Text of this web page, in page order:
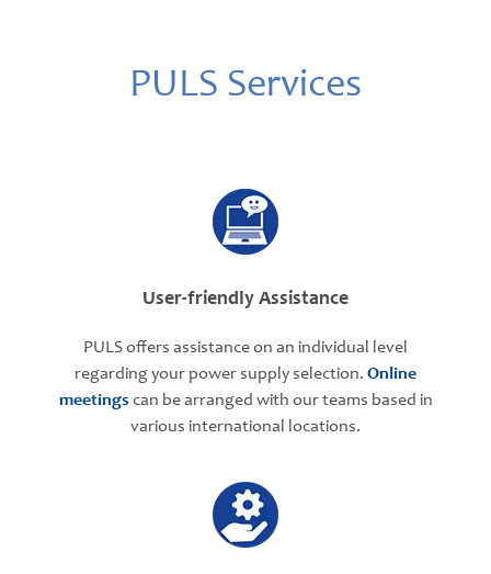
PULS Services
User-friendly Assistance
PULS offers assistance on an individual level
regarding your power supply selection. Online
meetings can be arranged with our teams based in
various international locations.